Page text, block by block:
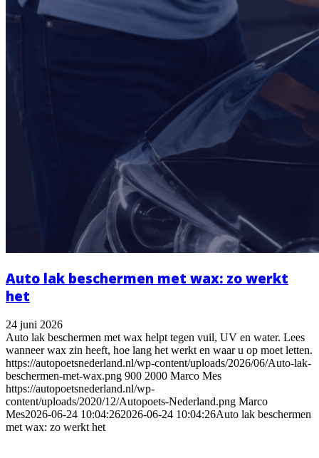
Auto lak beschermen met wax: zo werkt
het
24 juni 2026
Auto lak beschermen met wax helpt tegen vuil, UV en water. Lees
wanneer wax zin heeft, hoe lang het werkt en waar u op moet letten.
https://autopoetsnederland.nl/wp-content/uploads/2026/06/Auto-lak-
beschermen-met-wax.png 900 2000 Marco Mes
https://autopoetsnederland.nl/wp-
content/uploads/2020/12/Autopoets-Nederland.png Marco
Mes2026-06-24 10:04:262026-06-24 10:04:26Auto lak beschermen
met wax: zo werkt het